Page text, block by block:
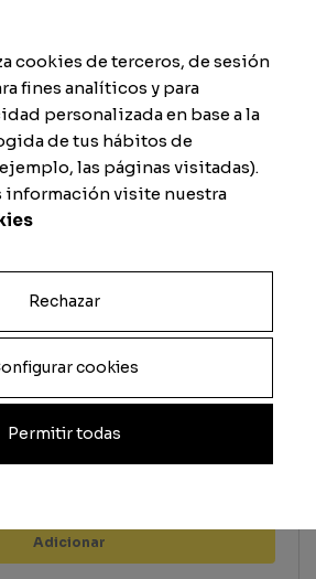
Finta
Defesa
Previsualizar carta
Adicionar
cookies de terceros, de sesión
fines analíticos y para
personalizada en base a la
de tus hábitos de
las páginas visitadas).
información visite nuestra
Rechazar
cookies
Permitir todas